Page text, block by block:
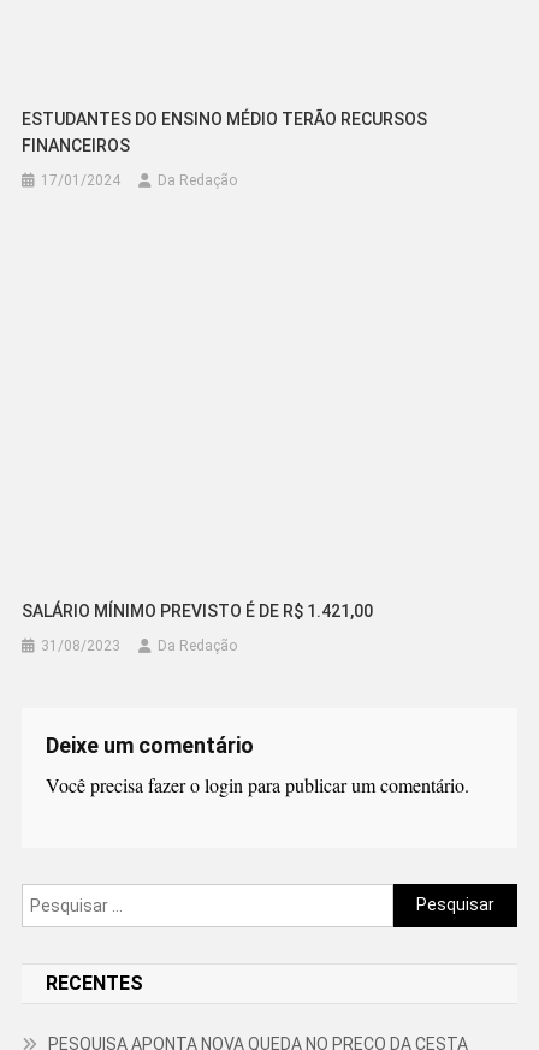
ESTUDANTES DO ENSINO MÉDIO TERÃO RECURSOS
FINANCEIROS
17/01/2024 Da Redação
SALÁRIO MÍNIMO PREVISTO É DE R$ 1.421,00
31/08/2023 Da Redação
Deixe um comentário
Você precisa fazer ologin para publicar um comentário.
Pesquisar
por:
RECENTES
PESQUISA APONTA NOVA QUEDA NO PREÇO DA CESTA